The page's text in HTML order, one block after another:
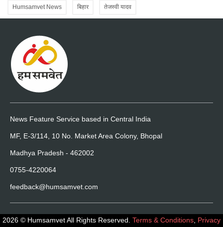
Humsamvet News बिहार तेजस्वी यादव
News Feature Service based in Central India
MF, E-3/114, 10 No. Market Area Colony, Bhopal
Madhya Pradesh - 462002
0755-4220064
feedback@humsamvet.com
2026 © Humsamvet All Rights Reserved. Terms & Conditions Privacy